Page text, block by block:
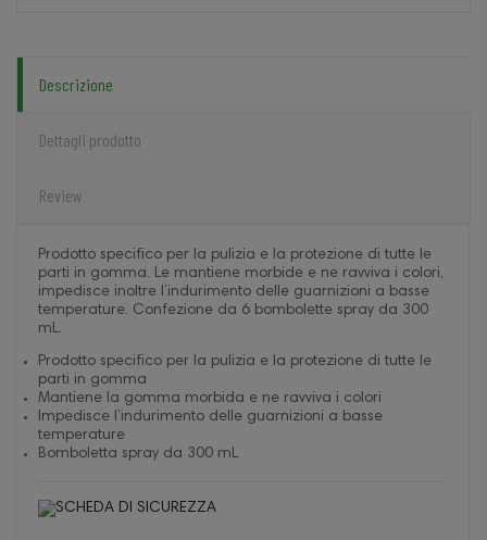
Descrizione
Dettagli prodotto
Review
Prodotto specifico per la pulizia e la protezione di tutte le
parti in gomma. Le mantiene morbide e ne ravviva i colori,
impedisce inoltre l’indurimento delle guarnizioni a basse
temperature. Confezione da 6 bombolette spray da 300
mL.
Prodotto specifico per la pulizia e la protezione di tutte le
parti in gomma
Mantiene la gomma morbida e ne ravviva i colori
Impedisce l’indurimento delle guarnizioni a basse
temperature
Bomboletta spray da 300 mL